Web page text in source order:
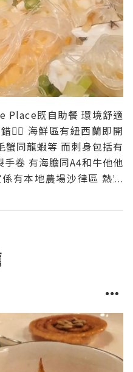
Place既自助餐 環境舒適
👍🏻 海鮮區有紐西蘭即開
同龍蝦等 而刺身包括有
卷 有海膽同A4和牛他他
有本地農場沙律區 熱葷
選越式牛河/喇沙湯麵🍜